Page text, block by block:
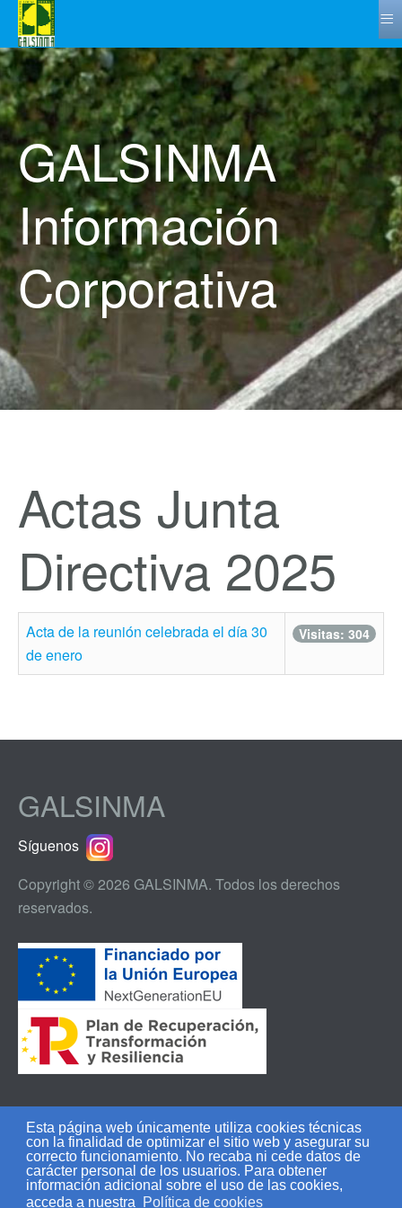
Esta página web únicamente utiliza cookies técnicas
con la finalidad de optimizar el sitio web y asegurar su
correcto funcionamiento. No recaba ni cede datos de
carácter personal de los usuarios. Para obtener
información adicional sobre el uso de las cookies,
acceda a nuestra
Política de cookies
≡
GALSINMA
Información
Corporativa
Actas Junta
Directiva 2025
Acta de la reunión celebrada el día 30
de enero
Visitas: 304
GALSINMA
Síguenos
Copyright © 2026 GALSINMA. Todos los derechos
reservados.
Aviso legal|Política de privacidad| Política de
cookies